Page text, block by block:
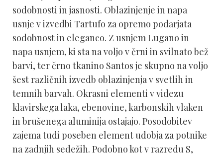
sodobnosti in jasnosti. Oblazinjenje in napa
usnje v izvedbi Tartufo za opremo podarjata
sodobnost in eleganco. Z usnjem Lugano in
napa usnjem, ki sta na voljo v črni in svilnato bež
barvi, ter črno tkanino Santos je skupno na voljo
šest različnih izvedb oblazinjenja v svetlih in
temnih barvah. Okrasni elementi v videzu
klavirskega laka, ebenovine, karbonskih vlaken
in brušenega aluminija ostajajo. Posodobitev
zajema tudi poseben element udobja za potnike
na zadnjih sedežih. Podobno kot v razredu S,